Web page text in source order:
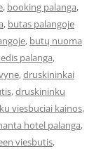
, booking palanga,
, butas palangoje
, butų nuoma
palanga,
,druskininkai
,druskininku
viesbuciai kainos,
hotel palanga,
viesbutis,